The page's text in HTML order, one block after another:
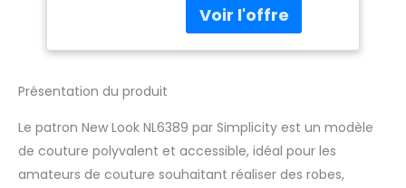
pour filles comprend
combi-short, robe, et
combi-pantalon avec
variations de longueurs
et de finitions
Dimensions : 22 x 15 cm
Présentation du produit
Le patron New Look NL6389 par Simplicity est un modèle
de couture polyvalent et accessible, idéal pour les
amateurs de couture souhaitant réaliser des robes,